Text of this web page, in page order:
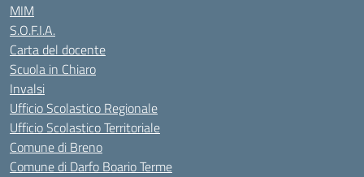
MIM
S.O.F.I.A.
Carta del docente
Scuola in Chiaro
Invalsi
Ufficio Scolastico Regionale
Ufficio Scolastico Territoriale
Comune di Breno
Comune di Darfo Boario Terme